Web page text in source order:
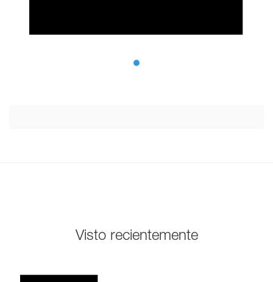
Visto recientemente